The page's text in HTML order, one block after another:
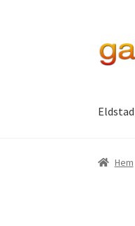
till
till
Hem